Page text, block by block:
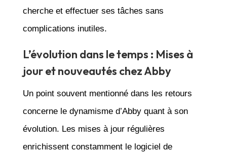
cherche et effectuer ses tâches sans
complications inutiles.
L’évolution dans le temps : Mises à
jour et nouveautés chez Abby
Un point souvent mentionné dans les retours
concerne le dynamisme d’Abby quant à son
évolution. Les mises à jour régulières
enrichissent constamment le logiciel de